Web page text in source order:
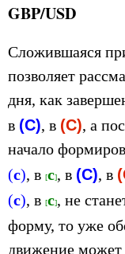
GBP/USD
Сложившаяся
позволяет
дня, как
в (С), в (С), а
начало
(с), в [с], в (С), в
(с), в [с], не
форму, то уже
движение может